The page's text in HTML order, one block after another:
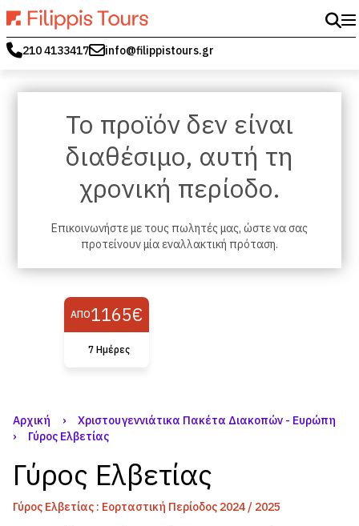
210 4133417 info@filippistours.gr
Το προϊόν δεν είναι
διαθέσιμο, αυτή τη
χρονική περίοδο.
Επικοινωνήστε με τους πωλητές μας, ώστε να σας
προτείνουν μία εναλλακτική πρόταση.
ΑΠΌ1165€
7 Hμέρες
Αρχική ›
Χριστουγεννιάτικα Πακέτα Διακοπών - Ευρώπη
›
Γύρος Ελβετίας
Γύρος Ελβετίας
Γύρος Ελβετίας : Εορταστική Περίοδος 2024 / 2025